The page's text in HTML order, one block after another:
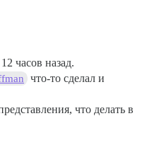
часов назад.
что-то сделал и
что делать в